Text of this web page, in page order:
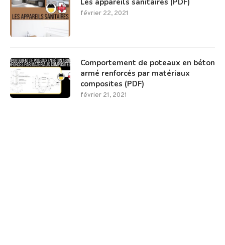
février 22, 2021
Comportement de poteaux en béton
armé renforcés par matériaux
composites (PDF)
février 21, 2021